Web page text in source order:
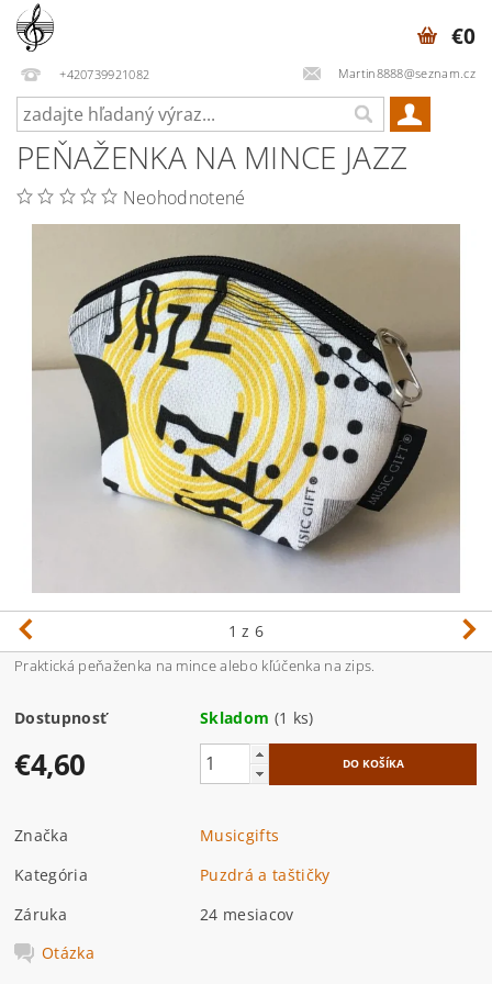
+420739921082 Martin8888@seznam.cz
€0
PEŇAŽENKA NA MINCE JAZZ
Neohodnotené
1 z 6
Praktická peňaženka na mince alebo kľúčenka na zips.
Dostupnosť Skladom (1 ks)
€4,60
Značka
Musicgifts
Kategória
Puzdrá a taštičky
Záruka
24 mesiacov
Otázka